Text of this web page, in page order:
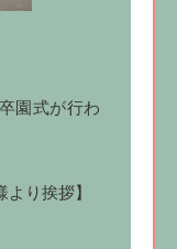
園式が行わ
り挨拶】